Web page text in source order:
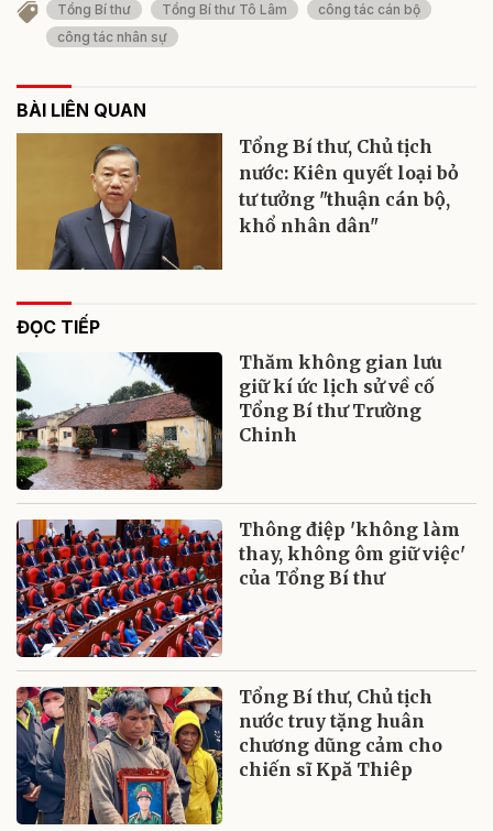
Tổng Bí thư Tổng Bí thư Tô Lâm
công tác cán bộ
công tác nhân sự
BÀI LIÊN QUAN
Tổng Bí thư, Chủ tịch
nước: Kiên quyết loại bỏ
tư tưởng "thuận cán bộ,
khổ nhân dân"
ĐỌC TIẾP
Thăm không gian lưu
giữ kí ức lịch sử về cố
Tổng Bí thư Trường
Chinh
Thông điệp 'không làm
thay, không ôm giữ việc'
của Tổng Bí thư
Tổng Bí thư, Chủ tịch
nước truy tặng huân
chương dũng cảm cho
chiến sĩ Kpă Thiêp